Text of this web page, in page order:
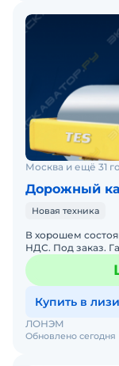
Москва и ещё 31
Дорожный
Новая техника
В хорошем
НДС. Под заказ.
линия. Заводская
Купить в
Обновлено сегодня
ЛОНЭМ